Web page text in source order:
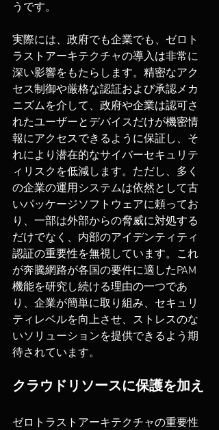
うです。
実際には、政府でも企業でも、ゼロト
ラストアーキテクチャの導入は非常に
深い影響をもたらします。精密なアク
セス制御や厳格な認証および承認メカ
ニズムを介して、政府や企業は認可さ
れたユーザーとデバイスだけが機密情
報にアクセスできるように保証し、そ
れにより潜在的なサイバーセキュリテ
ィリスクを低減します。ただし、多く
の企業の運用システムは依然として古
いパッケージソフトウェアに頼ってお
り、一部は外部からの脅威に対処する
だけでなく、内部のアイデンティティ
認証の重要性を無視しています。これ
が奔騰網路が各国の要件に適したPAM
機能を研究し続ける理由の一つであ
り、企業が簡単に取り組み、セキュリ
ティレベルを向上させ、ストレスのな
いソリューションを提供できるよう期
待されています。
クラウドリソースに保護を加え
ゼロトラストアーキテクチャの重要性